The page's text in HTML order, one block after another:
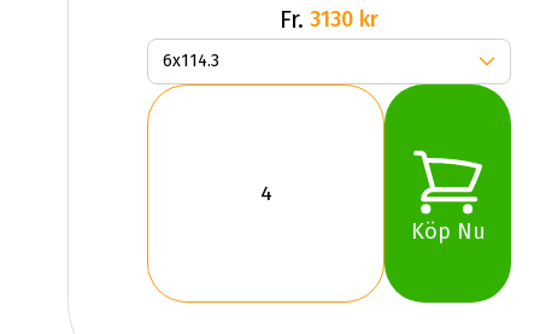
Fr. 3130 kr
Köp Nu